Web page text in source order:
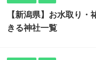
【新潟県】お水取り・
きる神社一覧